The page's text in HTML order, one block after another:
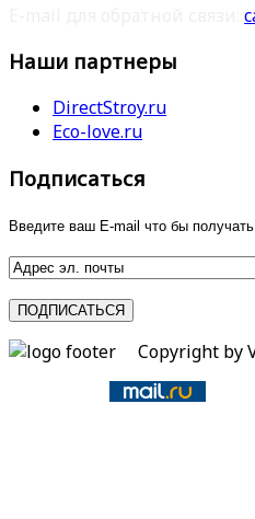
Наши партнеры
DirectStroy.ru
Eco-love.ru
Подписаться
Введите ваш E-mail что бы
Copyright by